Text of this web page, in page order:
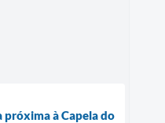
à Capela do